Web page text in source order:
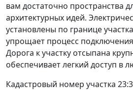
вам достаточно пространства
архитектурных идей.
установлены по границе
упрощает процесс
Дорога к участку отсыпана
обеспечивает легкий доступ в
Кадастровый номер участка